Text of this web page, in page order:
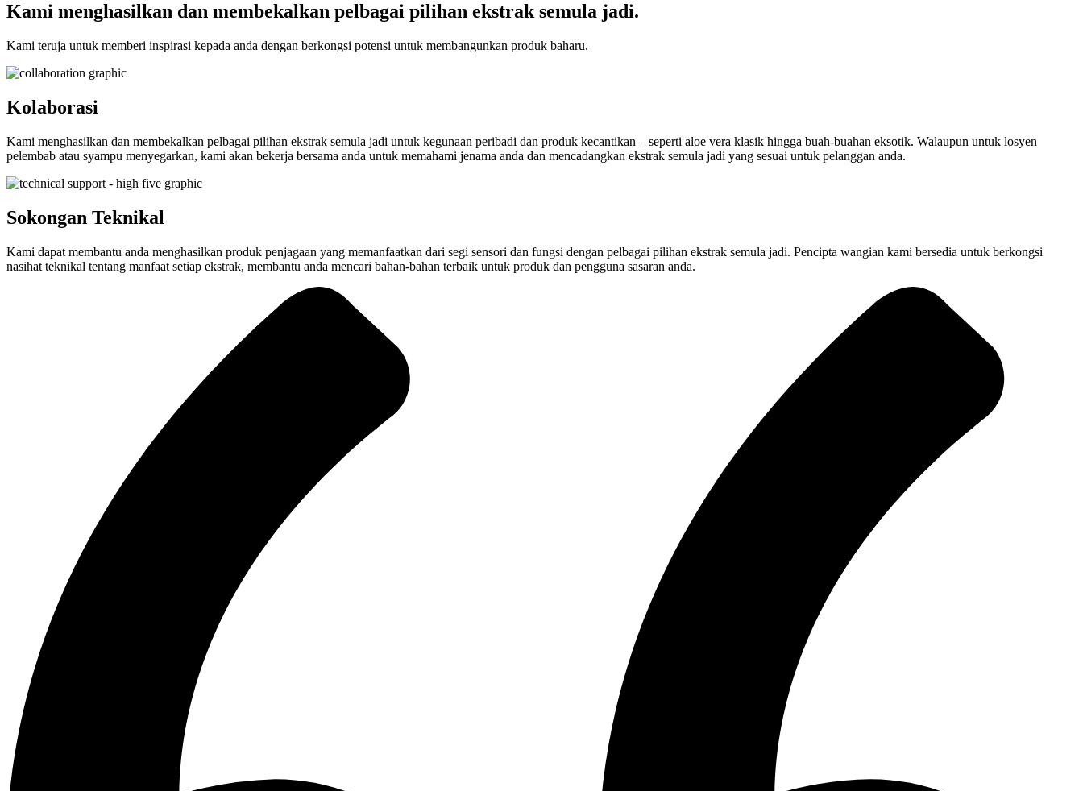
Kami menghasilkan dan membekalkan pelbagai pilihan ekstrak semula jadi.
Kami teruja untuk memberi inspirasi kepada anda dengan berkongsi potensi untuk membangunkan produk baharu.
Kolaborasi
Kami menghasilkan dan membekalkan pelbagai pilihan ekstrak semula jadi untuk kegunaan peribadi dan produk kecantikan – seperti aloe vera klasik hingga buah-buahan eksotik. Walaupun untuk losyen
pelembab atau syampu menyegarkan, kami akan bekerja bersama anda untuk memahami jenama anda dan mencadangkan ekstrak semula jadi yang sesuai untuk pelanggan anda.
Sokongan Teknikal
Kami dapat membantu anda menghasilkan produk penjagaan yang memanfaatkan dari segi sensori dan fungsi dengan pelbagai pilihan ekstrak semula jadi. Pencipta wangian kami bersedia untuk berkongsi
nasihat teknikal tentang manfaat setiap ekstrak, membantu anda mencari bahan-bahan terbaik untuk produk dan pengguna sasaran anda.